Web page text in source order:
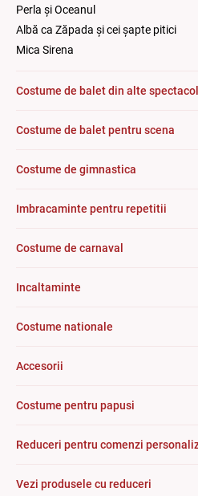
Perla și Oceanul
Albă ca Zăpada și cei șapte pitici
Mica Sirena
Costume de balet din alte
Costume de balet pentru scena
Costume de gimnastica
Imbracaminte pentru repetitii
Costume de carnaval
Incaltaminte
Costume nationale
Accesorii
Costume pentru papusi
Reduceri pentru comenzi
Vezi produsele cu reduceri